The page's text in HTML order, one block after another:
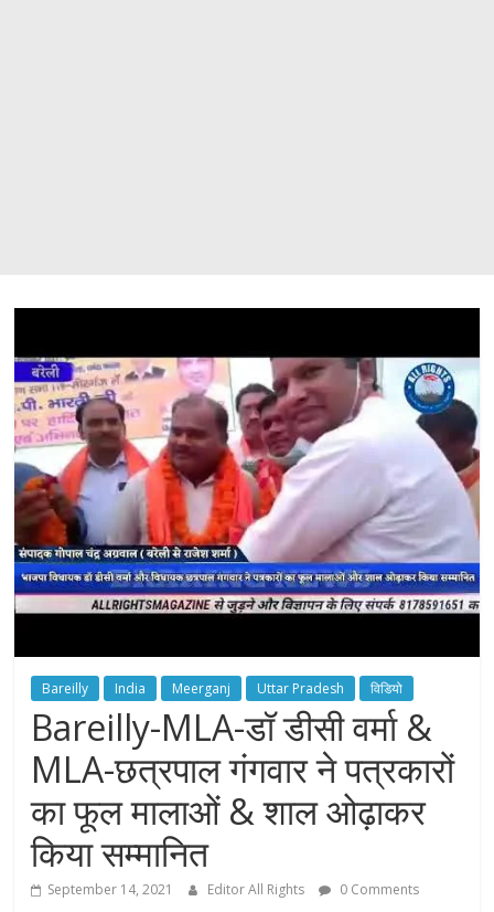
Bareilly India Meerganj Uttar Pradesh विडियो
Bareilly-MLA-डॉ डीसी वर्मा &
MLA-छत्रपाल गंगवार ने पत्रकारों
का फूल मालाओं & शाल ओढ़ाकर
किया सम्मानित
September 14, 2021 Editor All Rights 0 Comments